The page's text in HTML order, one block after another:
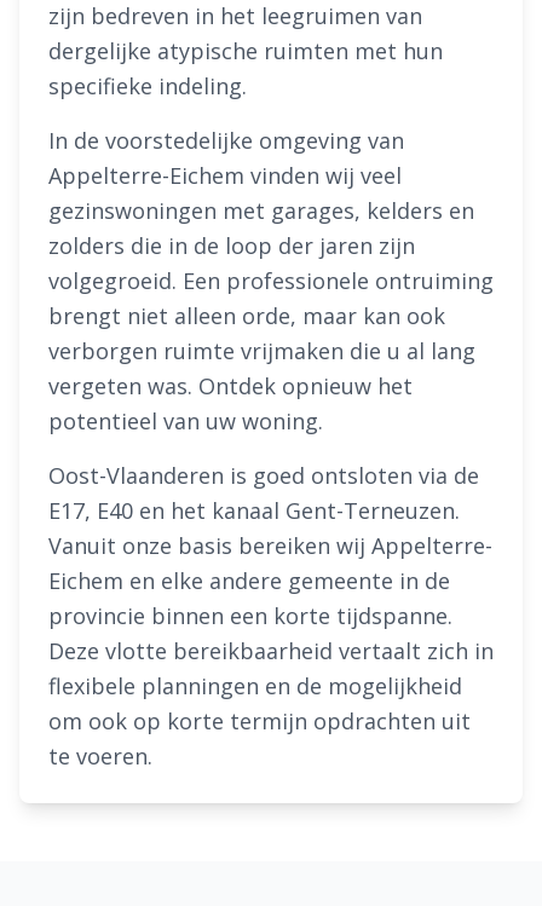
zijn bedreven in het leegruimen van
dergelijke atypische ruimten met hun
specifieke indeling.
In de voorstedelijke omgeving van
Appelterre-Eichem vinden wij veel
gezinswoningen met garages, kelders en
zolders die in de loop der jaren zijn
volgegroeid. Een professionele ontruiming
brengt niet alleen orde, maar kan ook
verborgen ruimte vrijmaken die u al lang
vergeten was. Ontdek opnieuw het
potentieel van uw woning.
Oost-Vlaanderen is goed ontsloten via de
E17, E40 en het kanaal Gent-Terneuzen.
Vanuit onze basis bereiken wij Appelterre-
Eichem en elke andere gemeente in de
provincie binnen een korte tijdspanne.
Deze vlotte bereikbaarheid vertaalt zich in
flexibele planningen en de mogelijkheid
om ook op korte termijn opdrachten uit
te voeren.